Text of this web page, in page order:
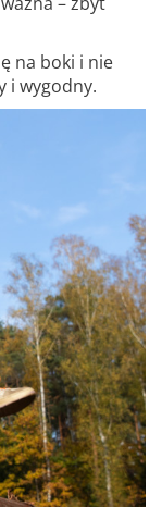
na boki i nie
i wygodny.